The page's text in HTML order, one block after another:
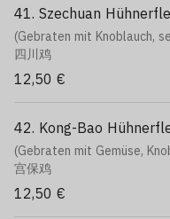
41. Szechuan
(Gebraten mit Knoblauch,
四川鸡
12,50 €
42. Kong-Bao
(Gebraten mit Gemüse,
宫保鸡
12,50 €